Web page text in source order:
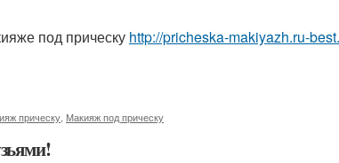
под прическу http://pricheska-makiyazh.ru-
прическу Макияж под прическу